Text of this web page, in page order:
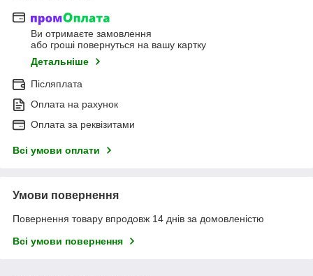
Ви отримаєте замовлення
або гроші повернуться на вашу картку
Детальніше
Післяплата
Оплата на рахунок
Оплата за реквізитами
Всі умови оплати
Умови повернення
Повернення товару впродовж 14 днів за домовленістю
Всі умови повернення